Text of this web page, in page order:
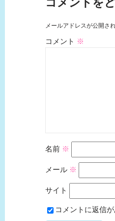
メールアドレスが公開さ
コメント ※
名前 ※
メール ※
サイト
コメントに返信